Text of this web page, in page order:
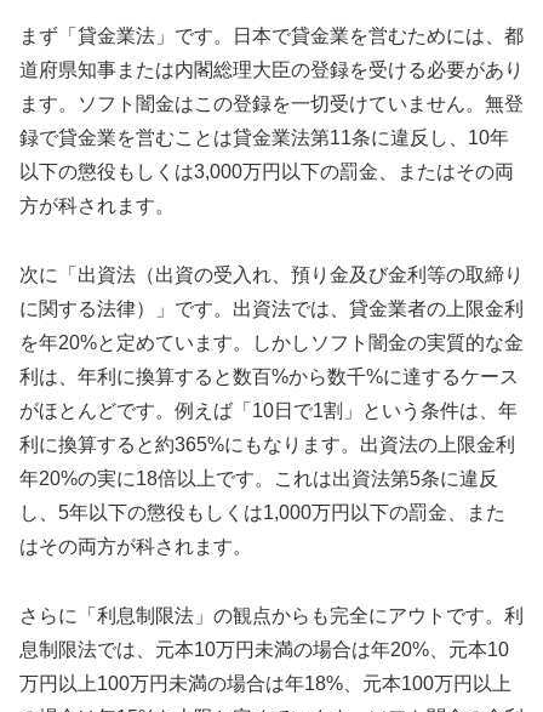
まず「貸金業法」です。日本で貸金業を営むためには、都
道府県知事または内閣総理大臣の登録を受ける必要があり
ます。ソフト闇金はこの登録を一切受けていません。無登
録で貸金業を営むことは貸金業法第11条に違反し、10年
以下の懲役もしくは3,000万円以下の罰金、またはその両
方が科されます。
次に「出資法（出資の受入れ、預り金及び金利等の取締り
に関する法律）」です。出資法では、貸金業者の上限金利
を年20%と定めています。しかしソフト闇金の実質的な金
利は、年利に換算すると数百%から数千%に達するケース
がほとんどです。例えば「10日で1割」という条件は、年
利に換算すると約365%にもなります。出資法の上限金利
年20%の実に18倍以上です。これは出資法第5条に違反
し、5年以下の懲役もしくは1,000万円以下の罰金、また
はその両方が科されます。
さらに「利息制限法」の観点からも完全にアウトです。利
息制限法では、元本10万円未満の場合は年20%、元本10
万円以上100万円未満の場合は年18%、元本100万円以上